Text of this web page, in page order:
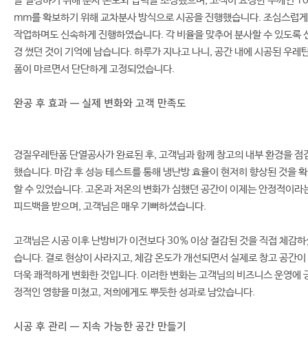
mm를 확보하기 위해 교차분사 방식으로 시공을 진행했습니다. 조심스럽게
작업하며도 신속하게 진행하였습니다. 각 비율을 맞추어 분사할 수 있도록
경 썼던 것이 기억에 남습니다. 하루가 지나고 나니, 공간 내에 시공된 우레
폼이 마르면서 단단하게 고정되었습니다.
완공 후 효과 — 실제 변화와 고객 만족도
경질우레탄폼 단열공사가 완료된 후, 고객님과 함께 창고의 내부 환경을 점
했습니다. 마감 후 성능 테스트를 통해 냉난방 효율이 현저히 향상된 것을
할 수 있었습니다. 고온과 저온의 변화가 심했던 공간이 이제는 안정적이라
피드백을 받으며, 고객님은 매우 기뻐하셨습니다.
고객님은 시공 이후 난방비가 이전보다 30% 이상 절감된 것을 직접 체감하
습니다. 결로 현상이 사라지고, 체감 온도가 개선되면서 실제로 창고 공간이
더욱 쾌적하게 변화한 것입니다. 이러한 변화는 고객님의 비즈니스 운영에
정적인 영향을 미쳤고, 저희에게도 뿌듯한 성과로 남았습니다.
시공 후 관리 — 지속 가능한 공간 만들기